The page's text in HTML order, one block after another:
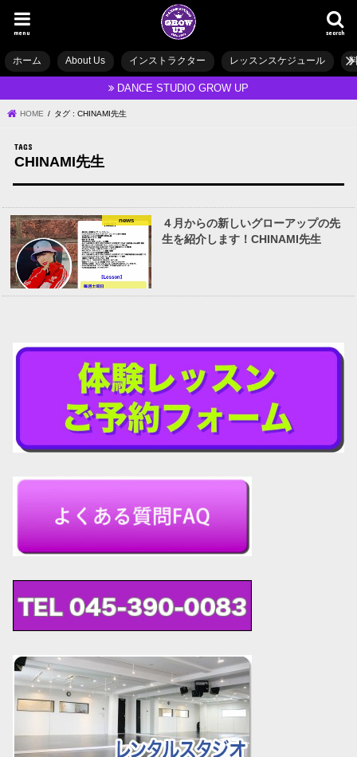
search
menu
ホーム About Us インストラクター レッスンスケジュール
DANCE STUDIO GROW UP
HOME タグ : CHINAMI先生
CHINAMI先生
news
４月からの新しいグローアップの先
生を紹介します！CHINAMI先生